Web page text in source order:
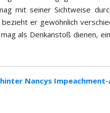
mit seiner Sichtweise
er gewöhnlich
als Denkanstoß dienen,
Nancys